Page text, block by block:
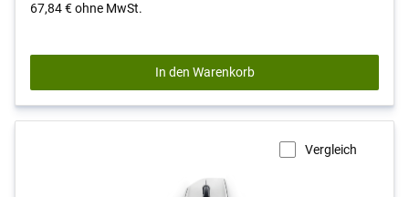
67,84 €ohne MwSt.
In den Warenkorb
Vergleich